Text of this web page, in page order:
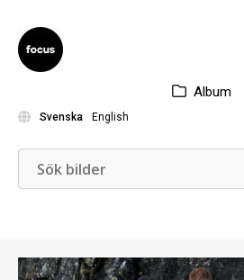
Album
Svenska English